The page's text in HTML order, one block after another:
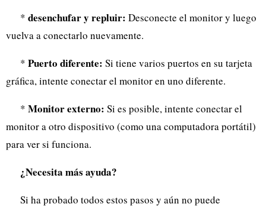
* desenchufar y repluir: Desconecte el monitor y luego
vuelva a conectarlo nuevamente.
* Puerto diferente: Si tiene varios puertos en su tarjeta
gráfica, intente conectar el monitor en uno diferente.
* Monitor externo: Si es posible, intente conectar el
monitor a otro dispositivo (como una computadora portátil)
para ver si funciona.
¿Necesita más ayuda?
Si ha probado todos estos pasos y aún no puede